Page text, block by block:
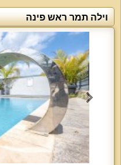
וילה תמר ראש פינה